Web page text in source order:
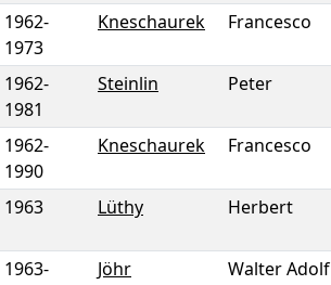
1962-
1973
Kneschaurek Francesco
1962-
1981
Steinlin Peter
1962-
1990
Kneschaurek Francesco
1963
Lüthy Herbert
1963-
Jöhr Walter Adolf